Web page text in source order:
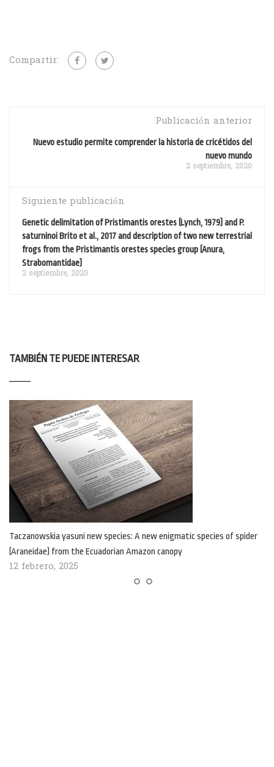
Compartir:
Publicación anterior
Nuevo estudio permite comprender la historia de cricétidos del
nuevo mundo
2 septiembre, 2020
Siguiente publicación
Genetic delimitation of Pristimantis orestes (Lynch, 1979) and P.
saturninoi Brito et al., 2017 and description of two new terrestrial
frogs from the Pristimantis orestes species group (Anura,
Strabomantidae)
2 septiembre, 2020
TAMBIÉN TE PUEDE INTERESAR
Taczanowskia yasuni new species: A new enigmatic species of spider
(Araneidae) from the Ecuadorian Amazon canopy
12 febrero, 2025